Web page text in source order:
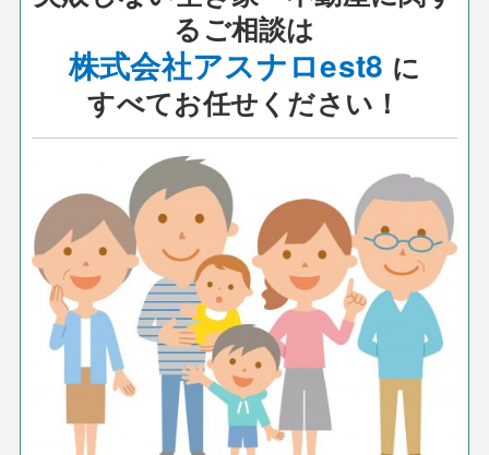
るご相談は
株式会社アスナロest8 に
すべてお任せください！